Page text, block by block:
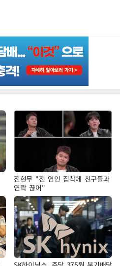
전현무 "전 연인 집착에 친구들과
연락 끊어"